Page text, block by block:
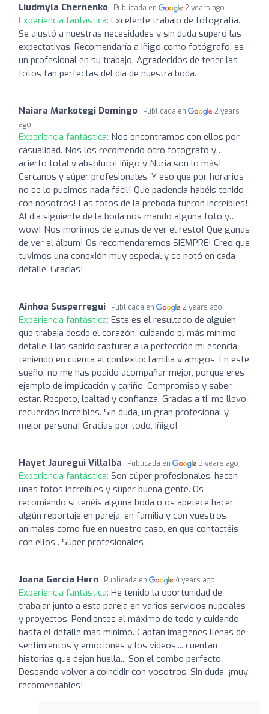
Liudmyla Chernenko Publicada en 2 years ago
Experiencia fantástica: Excelente trabajo de fotografía.
Se ajustó a nuestras necesidades y sin duda superó las
expectativas. Recomendaría a Iñigo como fotógrafo, es
un profesional en su trabajo. Agradecidos de tener las
fotos tan perfectas del día de nuestra boda.
Naiara Markotegi Domingo Publicada en
2 years
ago
Experiencia fantástica: Nos encontramos con ellos por
casualidad. Nos los recomendó otro fotógrafo y…
acierto total y absoluto! Iñigo y Nuria son lo más!
Cercanos y súper profesionales. Y eso que por horarios
no se lo pusimos nada fácil! Que paciencia habéis tenido
con nosotros! Las fotos de la preboda fueron increíbles!
Al día siguiente de la boda nos mandó alguna foto y…
wow! Nos morimos de ganas de ver el resto! Que ganas
de ver el álbum! Os recomendaremos SIEMPRE! Creo que
tuvimos una conexión muy especial y se notó en cada
detalle. Gracias!
Ainhoa Susperregui Publicada en 2 years ago
Experiencia fantástica: Este es el resultado de alguien
que trabaja desde el corazón, cuidando el más mínimo
detalle. Has sabido capturar a la perfección mi esencia,
teniendo en cuenta el contexto: familia y amigos. En este
sueño, no me has podido acompañar mejor, porque eres
ejemplo de implicación y cariño. Compromiso y saber
estar. Respeto, lealtad y confianza. Gracias a ti, me llevo
recuerdos increíbles. Sin duda, un gran profesional y
mejor persona! Gracias por todo, Iñigo!
Hayet Jauregui Villalba Publicada en 3 years ago
Experiencia fantástica: Son súper profesionales, hacen
unas fotos increíbles y súper buena gente. Os
recomiendo si tenéis alguna boda o os apetece hacer
algún reportaje en pareja, en familia y con vuestros
animales como fue en nuestro caso, en que contactéis
con ellos . Súper profesionales .
Joana Garcia Hern Publicada en 4 years ago
Experiencia fantástica: He tenido la oportunidad de
trabajar junto a esta pareja en varios servicios nupciales
y proyectos. Pendientes al máximo de todo y cuidando
hasta el detalle más mínimo. Captan imágenes llenas de
sentimientos y emociones y los videos.... cuentan
historias que dejan huella... Son el combo perfecto.
Deseando volver a coincidir con vosotros. Sin duda, ¡muy
recomendables!